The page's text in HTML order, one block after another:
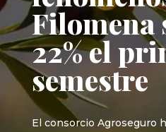
Filomena
22% el
semestre
El consorcio Agroseguro